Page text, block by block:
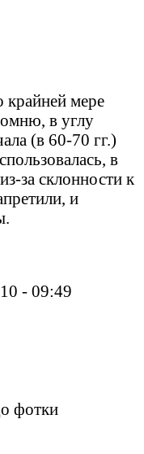
крайней мере
в углу
(в 60-70 гг.)
в
за склонности к
и
- 09:49
фотки